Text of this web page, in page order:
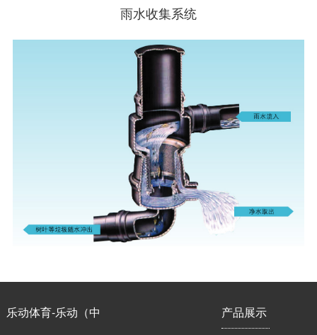
雨水收集系统
乐动体育-乐动（中
产品展示